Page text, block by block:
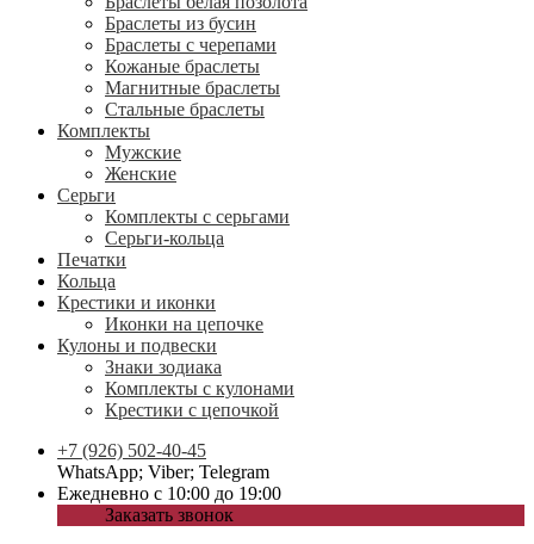
Браслеты из бусин
Браслеты с черепами
Кожаные браслеты
Магнитные браслеты
Стальные браслеты
Комплекты
Мужские
Женские
Серьги
Комплекты с серьгами
Серьги-кольца
Печатки
Кольца
Крестики и иконки
Иконки на цепочке
Кулоны и подвески
Знаки зодиака
Комплекты с кулонами
Крестики с цепочкой
+7 (926) 502-40-45
WhatsApp; Viber; Telegram
Ежедневно с 10:00 до 19:00
Заказать звонок